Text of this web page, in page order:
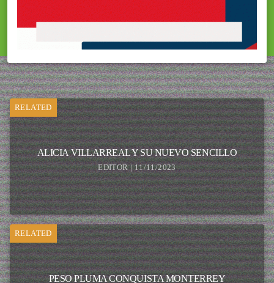
RELATED
ALICIA VILLARREAL Y SU NUEVO SENCILLO
EDITOR | 11/11/2023
RELATED
PESO PLUMA CONQUISTA MONTERREY